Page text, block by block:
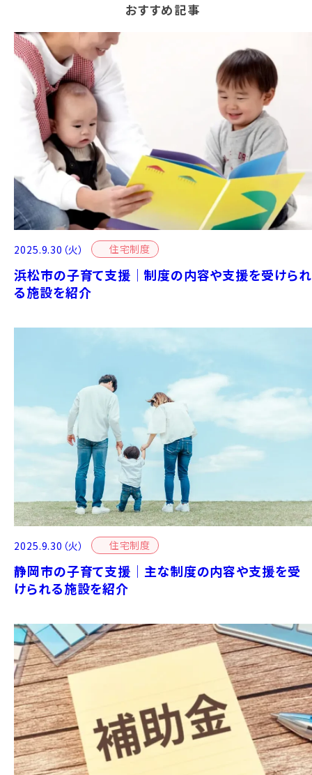
おすすめ記事
住宅制度
2025.9.30（火）
浜松市の子育て支援｜制度の内容や支援を受けられ
る施設を紹介
住宅制度
2025.9.30（火）
静岡市の子育て支援｜主な制度の内容や支援を受
けられる施設を紹介